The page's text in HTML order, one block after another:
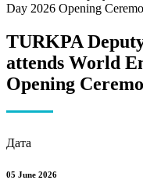
TURKPA
attends World
Opening
Дата
05 June 2026